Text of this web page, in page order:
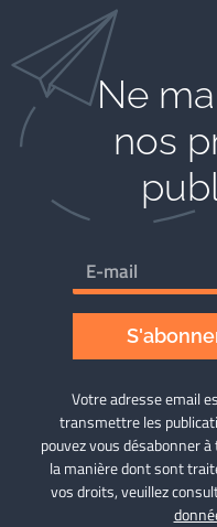
Ne
nos
Votre adresse email
transmettre les
pouvez vous désabonner
la manière dont sont
vos droits, veuillez